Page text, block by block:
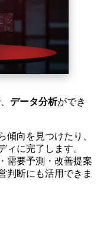
データ分析ができ
傾向を見つけたり、
ィに完了します。
需要予測・改善提案
判断にも活用できま